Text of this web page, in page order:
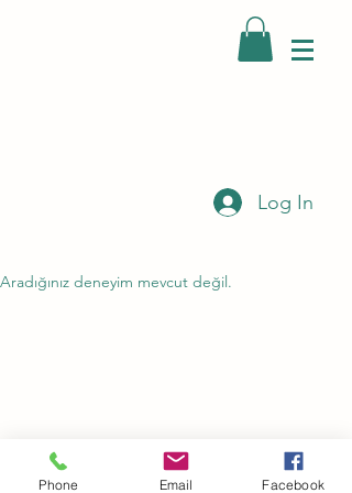
Log In
Aradığınız deneyim mevcut değil.
Phone Email Facebook